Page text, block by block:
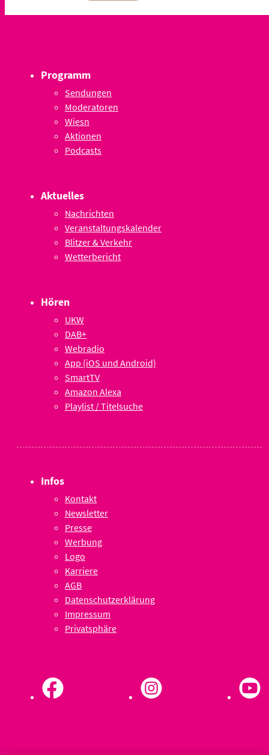
Programm
Sendungen
Moderatoren
Wiesn
Aktionen
Podcasts
Aktuelles
Nachrichten
Veranstaltungskalender
Blitzer & Verkehr
Wetterbericht
Hören
UKW
DAB+
Webradio
App (iOS und Android)
SmartTV
Amazon Alexa
Playlist / Titelsuche
Infos
Kontakt
Newsletter
Presse
Werbung
Logo
Karriere
AGB
Datenschutzerklärung
Impressum
Privatsphäre